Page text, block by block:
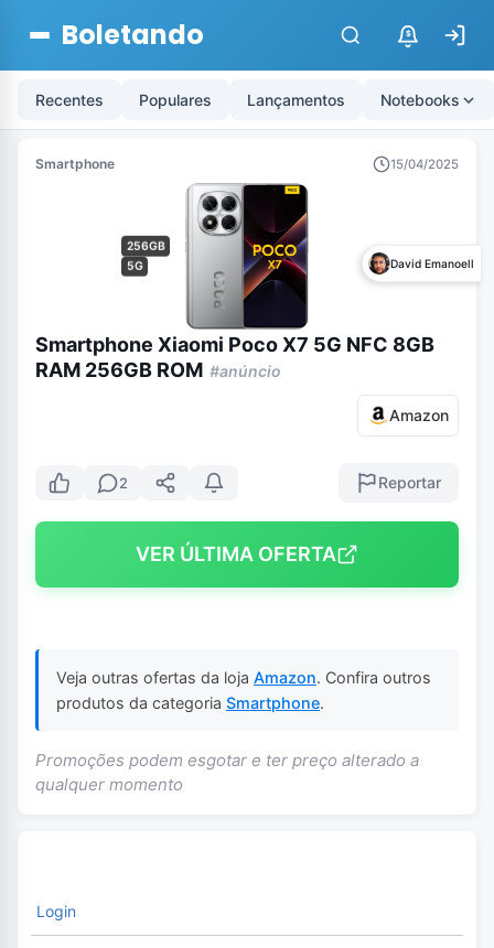
Boletando $
Recentes Populares Lançamentos Notebooks
Smartphone 15/04/2025
256GB
5G
David Emanoell
Smartphone Xiaomi Poco X7 5G NFC 8GB
RAM 256GB ROM #anúncio
Amazon
2 Reportar
VER ÚLTIMA OFERTA
Veja outras ofertas da loja Amazon. Confira outros
produtos da categoria Smartphone.
Promoções podem esgotar e ter preço alterado a
qualquer momento
Login